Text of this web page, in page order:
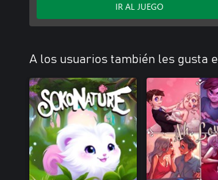
IR AL JUEGO
A los usuarios también les gusta